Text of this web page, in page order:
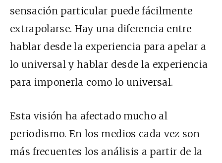
sensación particular puede fácilmente
extrapolarse. Hay una diferencia entre
hablar desde la experiencia para apelar a
lo universal y hablar desde la experiencia
para imponerla como lo universal.
Esta visión ha afectado mucho al
periodismo. En los medios cada vez son
más frecuentes los análisis a partir de la